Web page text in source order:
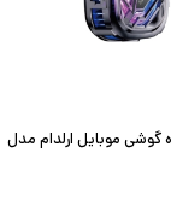
موبایل ارلدام مدل